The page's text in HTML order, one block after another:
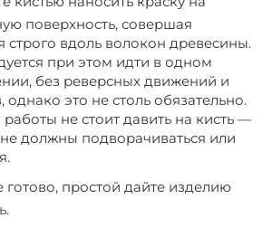
поверхность, совершая
строго вдоль волокон древесины.
при этом идти в одном
без реверсных движений и
однако это не столь обязательно.
не стоит давить на кисть —
должны подворачиваться или
готово, простой дайте изделию